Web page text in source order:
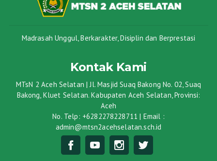
Madrasah Unggul, Berkarakter, Disiplin dan Berprestasi
Kontak Kami
MTsN 2 Aceh Selatan | Jl. Masjid Suaq Bakong No. 02, Suaq
Bakong, Kluet Selatan. Kabupaten Aceh Selatan, Provinsi:
Aceh
No. Telp: +6282278228711 | Email :
admin@mtsn2acehselatan.sch.id